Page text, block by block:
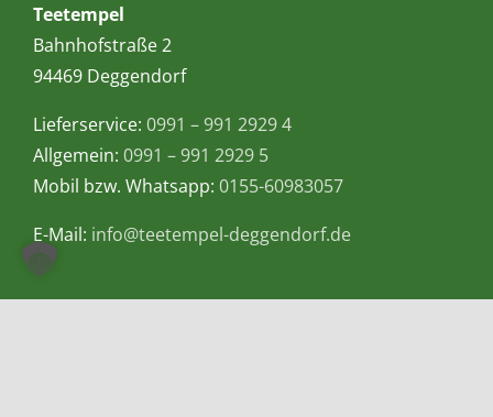
Teetempel
Bahnhofstraße 2
94469 Deggendorf
Lieferservice: 0991 – 991 2929 4
Allgemein: 0991 – 991 2929 5
Mobil bzw. Whatsapp: 0155-60983057
E-Mail: info@teetempel-deggendorf.de